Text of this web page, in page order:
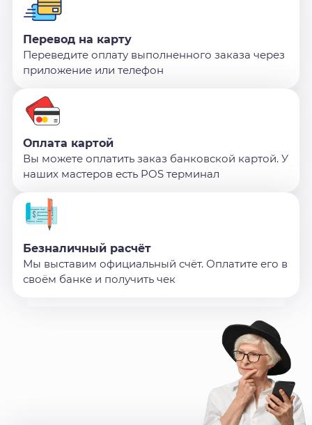
Перевод на карту
Переведите оплату выполненного заказа через
приложение или телефон
Оплата картой
Вы можете оплатить заказ банковской картой. У
наших мастеров есть POS терминал
Безналичный расчёт
Мы выставим официальный счёт. Оплатите его в
своём банке и получить чек